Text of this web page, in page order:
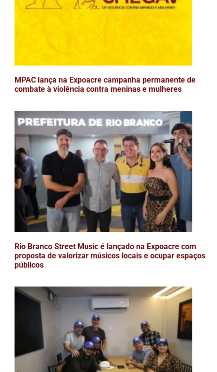
MPAC lança na Expoacre campanha permanente de
combate à violência contra meninas e mulheres
Rio Branco Street Music é lançado na Expoacre com
proposta de valorizar músicos locais e ocupar espaços
públicos